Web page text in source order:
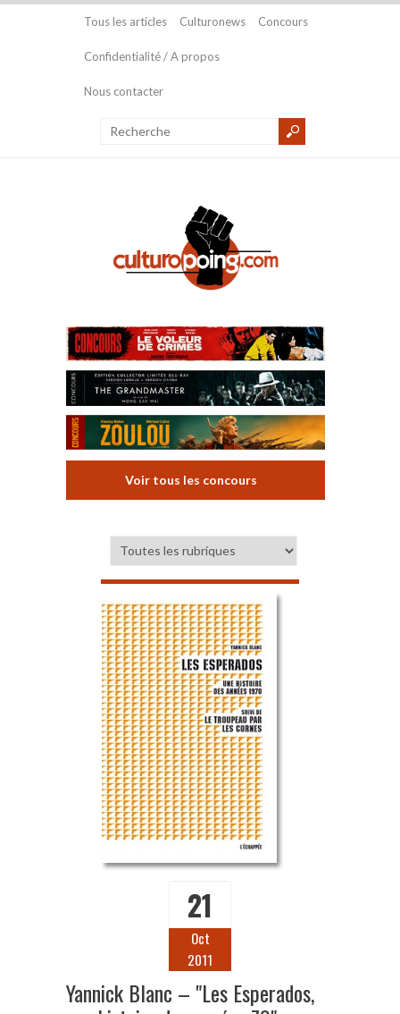
Tous les articles Culturonews Concours
Confidentialité / A propos
Nous contacter
Voir tous les concours
21
Oct
2011
Yannick Blanc – "Les Esperados,